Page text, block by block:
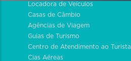
Locadora de Veículos
Casas de Câmbio
Agências de Viagem
Guias de Turismo
Centro de Atendimento ao Turista
Cias Aéreas